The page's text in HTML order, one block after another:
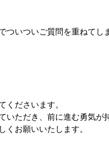
いついご質問を重ねて
くださいます。
ただき、前に進む勇気が
くお願いいたします。